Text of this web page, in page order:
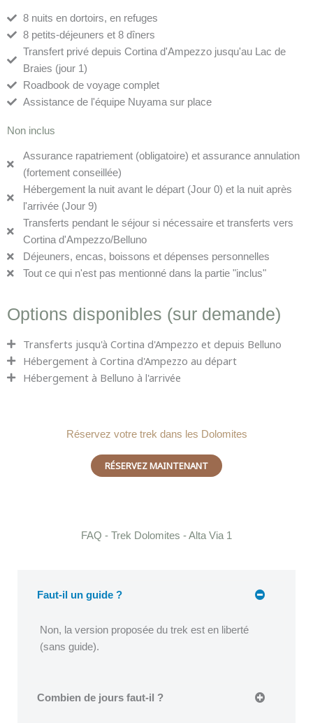
8 nuits en dortoirs, en refuges
8 petits-déjeuners et 8 dîners
Transfert privé depuis Cortina d'Ampezzo jusqu'au Lac de
Braies (jour 1)
Roadbook de voyage complet
Assistance de l'équipe Nuyama sur place
Non inclus
Assurance rapatriement (obligatoire) et assurance annulation
(fortement conseillée)
Hébergement la nuit avant le départ (Jour 0) et la nuit après
l'arrivée (Jour 9)
Transferts pendant le séjour si nécessaire et transferts vers
Cortina d'Ampezzo/Belluno
Déjeuners, encas, boissons et dépenses personnelles
Tout ce qui n'est pas mentionné dans la partie "inclus"
Options disponibles (sur demande)
Transferts jusqu'à Cortina d'Ampezzo et depuis Belluno
Hébergement à Cortina d'Ampezzo au départ
Hébergement à Belluno à l'arrivée
Réservez votre trek dans les Dolomites
RÉSERVEZ MAINTENANT
FAQ - Trek Dolomites - Alta Via 1
Faut-il un guide ?
Non, la version proposée du trek est en liberté
(sans guide).
Combien de jours faut-il ?